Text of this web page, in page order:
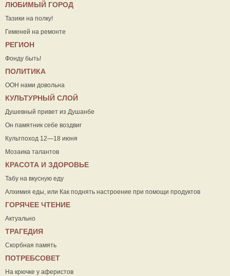
ЛЮБИМЫЙ ГОРОД
Тазики на полку!
Гименей на ремонте
РЕГИОН
Фонду быть!
ПОЛИТИКА
ООН нами довольна
КУЛЬТУРНЫЙ СЛОЙ
Душевный привет из Душанбе
Он памятник себе воздвиг
Культпоход 12—18 июня
Мозаика талантов
КРАСОТА И ЗДОРОВЬЕ
Табу на вкусную еду
Алхимия еды, или Как поднять настроение при помощи продуктов
ГОРЯЧЕЕ ЧТЕНИЕ
Актуально
ТРАГЕДИЯ
Скорбная память
ПОТРЕБСОВЕТ
На крючке у аферистов